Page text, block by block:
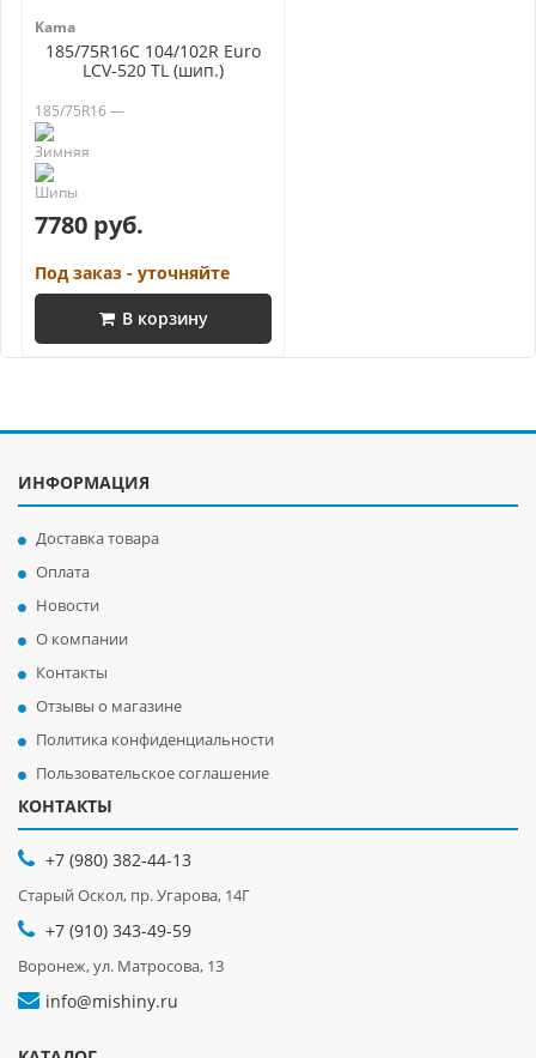
Kama
185/75R16C 104/102R Euro
LCV-520 TL (шип.)
185/75R16 —
7780 руб.
Под заказ - уточняйте
В корзину
ИНФОРМАЦИЯ
Доставка товара
Оплата
Новости
О компании
Контакты
Отзывы о магазине
Политика конфиденциальности
Пользовательское соглашение
КОНТАКТЫ
+7 (980) 382-44-13
Старый Оскол, пр. Угарова, 14Г
+7 (910) 343-49-59
Воронеж, ул. Матросова, 13
info@mishiny.ru